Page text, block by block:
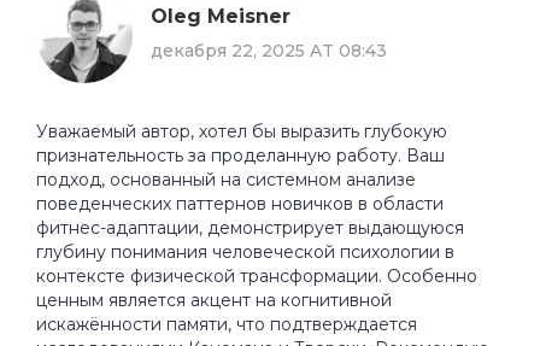
Oleg Meisner
декабря 22, 2025 AT 08:43
Уважаемый автор, хотел бы выразить глубокую
признательность за проделанную работу. Ваш
подход, основанный на системном анализе
поведенческих паттернов новичков в области
фитнес-адаптации, демонстрирует выдающуюся
глубину понимания человеческой психологии в
контексте физической трансформации. Особенно
ценным является акцент на когнитивной
искажённости памяти, что подтверждается